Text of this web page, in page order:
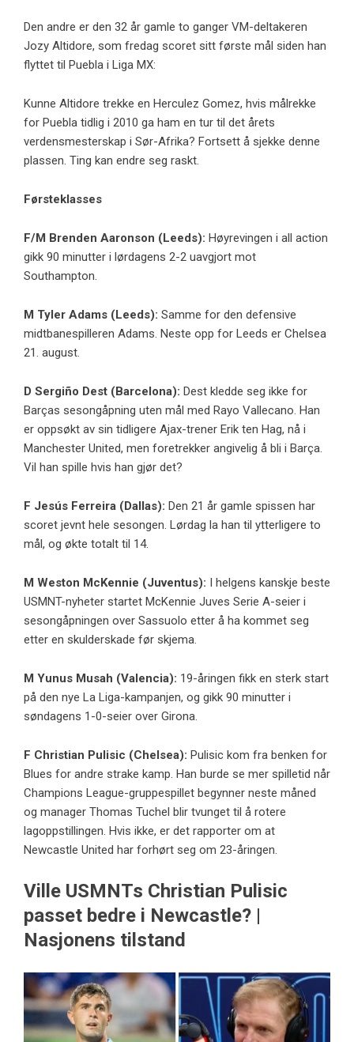
Den andre er den 32 år gamle to ganger VM-deltakeren
Jozy Altidore, som fredag ​​scoret sitt første mål siden han
flyttet til Puebla i Liga MX:
Kunne Altidore trekke en Herculez Gomez, hvis målrekke
for Puebla tidlig i 2010 ga ham en tur til det årets
verdensmesterskap i Sør-Afrika? Fortsett å sjekke denne
plassen. Ting kan endre seg raskt.
Førsteklasses
F/M Brenden Aaronson (Leeds): Høyrevingen i all action
gikk 90 minutter i lørdagens 2-2 uavgjort mot
Southampton.
M Tyler Adams (Leeds): Samme for den defensive
midtbanespilleren Adams. Neste opp for Leeds er Chelsea
21. august.
D Sergiño Dest (Barcelona): Dest kledde seg ikke for
Barças sesongåpning uten mål med Rayo Vallecano. Han
er oppsøkt av sin tidligere Ajax-trener Erik ten Hag, nå i
Manchester United, men foretrekker angivelig å bli i Barça.
Vil han spille hvis han gjør det?
F Jesús Ferreira (Dallas): Den 21 år gamle spissen har
scoret jevnt hele sesongen. Lørdag la han til ytterligere to
mål, og økte totalt til 14.
M Weston McKennie (Juventus): I helgens kanskje beste
USMNT-nyheter startet McKennie Juves Serie A-seier i
sesongåpningen over Sassuolo etter å ha kommet seg
etter en skulderskade før skjema.
M Yunus Musah (Valencia): 19-åringen fikk en sterk start
på den nye La Liga-kampanjen, og gikk 90 minutter i
søndagens 1-0-seier over Girona.
F Christian Pulisic (Chelsea): Pulisic kom fra benken for
Blues for andre strake kamp. Han burde se mer spilletid når
Champions League-gruppespillet begynner neste måned
og manager Thomas Tuchel blir tvunget til å rotere
lagoppstillingen. Hvis ikke, er det rapporter om at
Newcastle United har forhørt seg om 23-åringen.
Ville USMNTs Christian Pulisic
passet bedre i Newcastle? |
Nasjonens tilstand